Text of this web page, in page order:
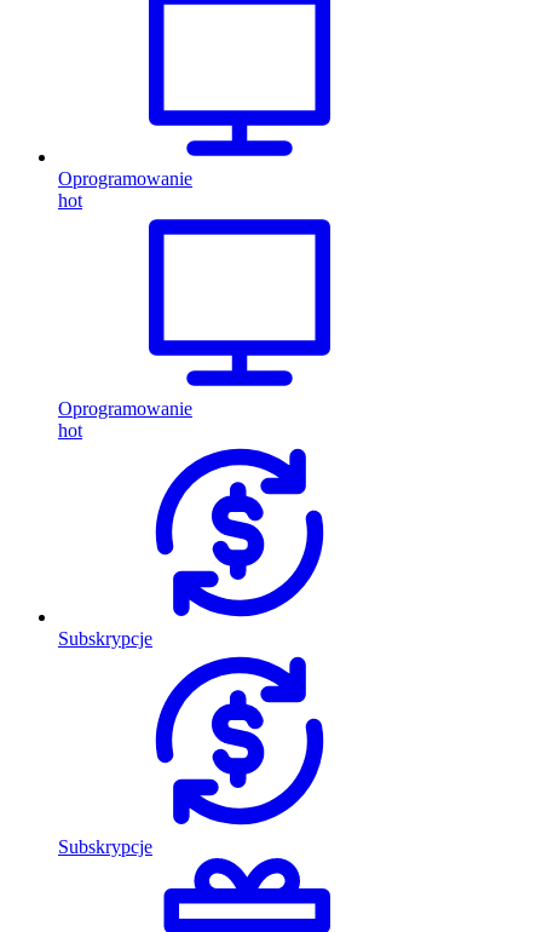
Oprogramowanie
hot
Oprogramowanie
hot
Subskrypcje
Subskrypcje